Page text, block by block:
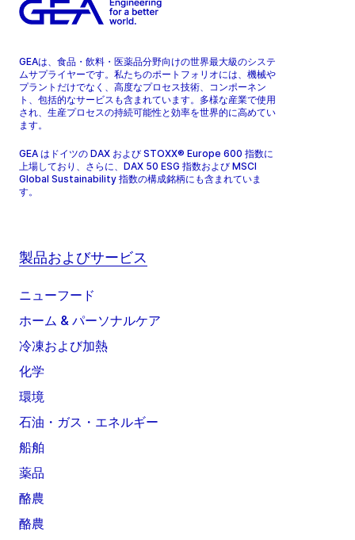
GEAは、食品・飲料・医薬品分野向けの世界最大級のシステ
ムサプライヤーです。私たちのポートフォリオには、機械や
プラントだけでなく、高度なプロセス技術、コンポーネン
ト、包括的なサービスも含まれています。多様な産業で使用
され、生産プロセスの持続可能性と効率を世界的に高めてい
ます。
GEA はドイツの DAX および STOXX® Europe 600 指数に
上場しており、さらに、DAX 50 ESG 指数および MSCI
Global Sustainability 指数の構成銘柄にも含まれていま
す。
製品およびサービス
ニューフード
ホーム & パーソナルケア
冷凍および加熱
化学
環境
石油・ガス・エネルギー
船舶
薬品
酪農
酪農